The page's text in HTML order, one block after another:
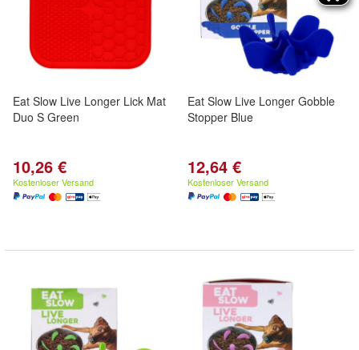
Eat Slow Live Longer Lick Mat
Duo S Green
10,26 €
Kostenloser Versand
Eat Slow Live Longer Gobble
Stopper Blue
12,64 €
Kostenloser Versand